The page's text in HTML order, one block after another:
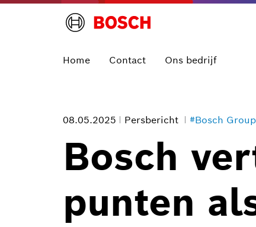
Home Contact Ons bedrijf
08.05.2025 Persbericht #Bosch Group
Bosch
punten